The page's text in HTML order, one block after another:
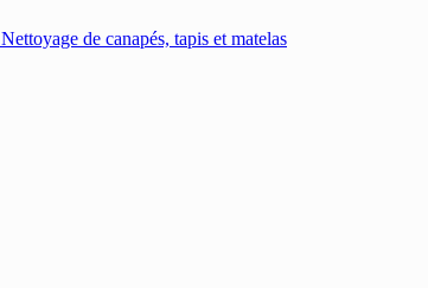
Nettoyage de canapés, tapis et matelas